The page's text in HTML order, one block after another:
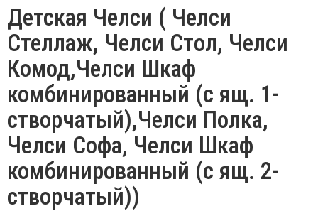
Детская Челси ( Челси
Стеллаж, Челси Стол, Челси
Комод,Челси Шкаф
комбинированный (с ящ. 1-
створчатый),Челси Полка,
Челси Софа, Челси Шкаф
комбинированный (с ящ. 2-
створчатый))